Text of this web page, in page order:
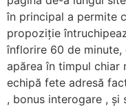
în principal a permite
propoziție
înflorire 60 de
apărea în timpul chiar
echipă fete adresă
, bonus interogare , și